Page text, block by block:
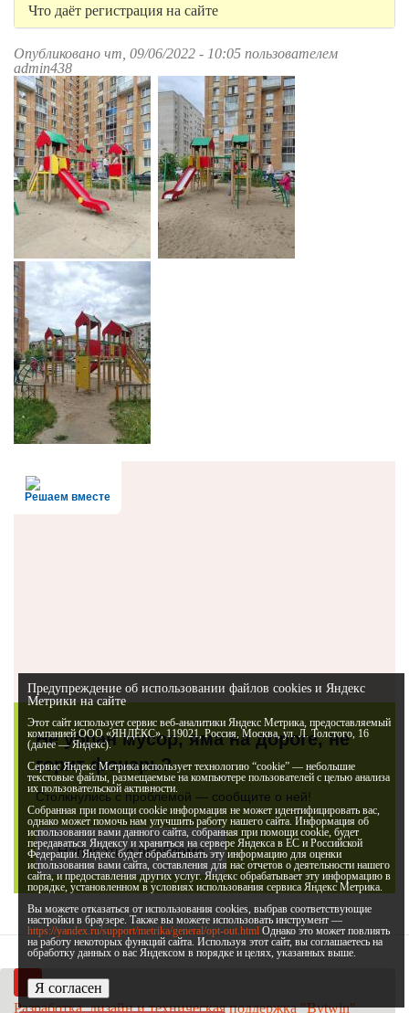
Предупреждение об использовании файлов cookies и Яндекс
Метрики на сайте
Этот сайт использует сервис веб-аналитики Яндекс Метрика, предоставляемый
компанией ООО «ЯНДЕКС», 119021, Россия, Москва, ул. Л. Толстого, 16
(далее — Яндекс).
Сервис Яндекс Метрика использует технологию “cookie” — небольшие
текстовые файлы, размещаемые на компьютере пользователей с целью анализа
их пользовательской активности.
Собранная при помощи cookie информация не может идентифицировать вас,
однако может помочь нам улучшить работу нашего сайта. Информация об
использовании вами данного сайта, собранная при помощи cookie, будет
передаваться Яндексу и храниться на сервере Яндекса в ЕС и Российской
Федерации. Яндекс будет обрабатывать эту информацию для оценки
использования вами сайта, составления для нас отчетов о деятельности нашего
сайта, и предоставления других услуг. Яндекс обрабатывает эту информацию в
порядке, установленном в условиях использования сервиса Яндекс Метрика.
Вы можете отказаться от использования cookies, выбрав соответствующие
настройки в браузере. Также вы можете использовать инструмент —
https://yandex.ru/support/metrika/general/opt-out.html Однако это может повлиять
на работу некоторых функций сайта. Используя этот сайт, вы соглашаетесь на
обработку данных о вас Яндексом в порядке и целях, указанных выше.
Я согласен
Что даёт регистрация на сайте
Опубликовано чт, 09/06/2022 - 10:05 пользователем
admin438
Решаем вместе
Не убран мусор, яма на дороге, не
горит фонарь?
Столкнулись с проблемой — сообщите о ней!
Написать о проблеме
Разработка, дизайн и техническая поддержка "Bytwin"